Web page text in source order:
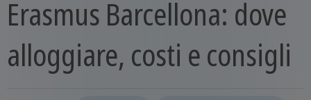
Erasmus Barcellona: dove
alloggiare, costi e consigli